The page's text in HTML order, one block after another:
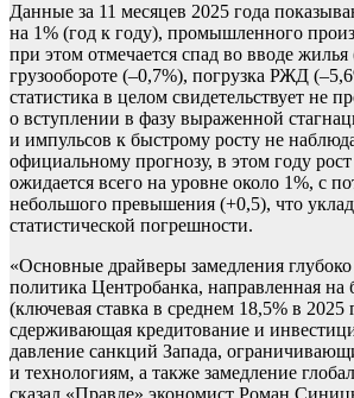
Данные за 11 месяцев 2025 года
на 1% (год к году), промышленного
при этом отмечается спад во вводе
грузообороте (–0,7%), погрузка РЖД
статистика в целом свидетельствует не
о вступлении в фазу выраженной
и импульсов к быстрому росту не
официальному прогнозу, в этом году
ожидается всего на уровне около 1%, с
небольшого превышения (+0,5), что
статистической погрешности.
«Основные драйверы замедления
политика Центробанка, направленная на
(ключевая ставка в среднем 18,5% в 2025
сдерживающая кредитование и
давление санкций Запада,
и технологиям, а также замедление